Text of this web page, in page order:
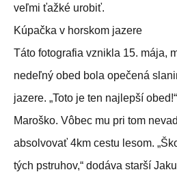
veľmi ťažké urobiť.
Kúpačka v horskom jazere
Táto fotografia vznikla 15. mája,
nedeľný obed bola opečená
jazere. „Toto je ten najlepší
Maroško. Vôbec mu pri tom
absolvovať 4km cestu lesom.
tých pstruhov,“ dodáva starší